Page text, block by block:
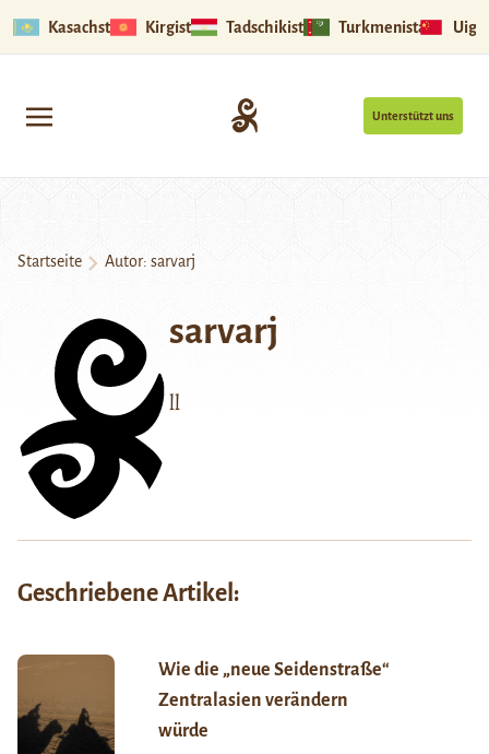
Kasachstan Kirgistan Tadschikistan Turkmenistan
Unterstützt uns
Startseite Autor: sarvarj
sarvarj
ll
Geschriebene Artikel:
Wie die „neue Seidenstraße“
Zentralasien verändern
würde